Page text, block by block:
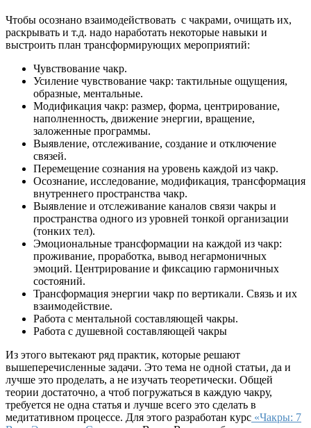
Чтобы осознано взаимодействовать с чакрами, очищать их,
раскрывать и т.д. надо наработать некоторые навыки и
выстроить план трансформирующих мероприятий:
Чувствование чакр.
Усиление чувствование чакр: тактильные ощущения,
образные, ментальные.
Модификация чакр: размер, форма, центрирование,
наполненность, движение энергии, вращение,
заложенные программы.
Выявление, отслеживание, создание и отключение
связей.
Перемещение сознания на уровень каждой из чакр.
Осознание, исследование, модификация, трансформация
внутреннего пространства чакр.
Выявление и отслеживание каналов связи чакры и
пространства одного из уровней тонкой организации
(тонких тел).
Эмоциональные трансформации на каждой из чакр:
проживание, проработка, вывод негармоничных
эмоций. Центрирование и фиксацию гармоничных
состояний.
Трансформация энергии чакр по вертикали. Связь и их
взаимодействие.
Работа с ментальной составляющей чакры.
Работа с душевной составляющей чакры
Из этого вытекают ряд практик, которые решают
вышеперечисленные задачи. Это тема не одной статьи, да и
лучше это проделать, а не изучать теоретически. Общей
теории достаточно, а чтоб погружаться в каждую чакру,
требуется не одна статья и лучше всего это сделать в
медитативном процессе. Для этого разработан курс «Чакры: 7